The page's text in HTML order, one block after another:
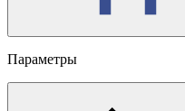
Параметры